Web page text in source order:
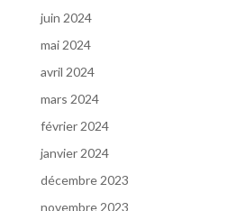
juin 2024
mai 2024
avril 2024
mars 2024
février 2024
janvier 2024
décembre 2023
novembre 2023